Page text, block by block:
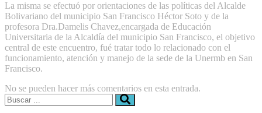
La misma se efectuó por orientaciones de las políticas del Alcalde
Bolivariano del municipio San Francisco Héctor Soto y de la
profesora Dra.Damelis Chavez,encargada de Educación
Universitaria de la Alcaldía del municipio San Francisco, el objetivo
central de este encuentro, fué tratar todo lo relacionado con el
funcionamiento, atención y manejo de la sede de la Unermb en San
Francisco.
No se pueden hacer más comentarios en esta entrada.
Buscar: